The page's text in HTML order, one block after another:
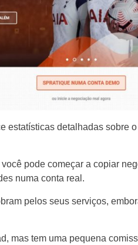
estatísticas detalhadas sobre
pode começar a copiar
numa conta real.
pelos seus serviços,
mas tem uma pequena